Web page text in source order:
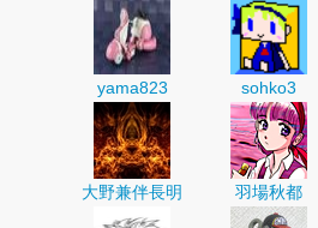
yama823 sohko3
大野兼伴長明 羽場秋都